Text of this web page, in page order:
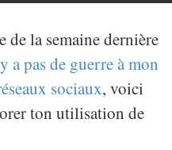
la semaine dernière
pas de guerre à mon
sociaux, voici
ton utilisation de